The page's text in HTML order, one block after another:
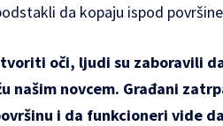
da kopaju ispod
oči, ljudi su zaboravili
našim novcem. Građani
i da funkcioneri vide